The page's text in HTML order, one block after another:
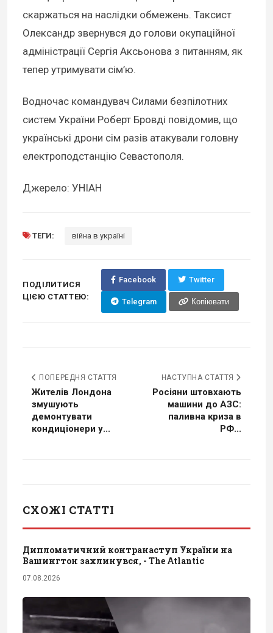
скаржаться на наслідки обмежень. Таксист
Олександр звернувся до голови окупаційної
адміністрації Сергія Аксьонова з питанням, як
тепер утримувати сім’ю.
Водночас командувач Силами безпілотних
систем України Роберт Бровді повідомив, що
українські дрони сім разів атакували головну
електроподстанцію Севастополя.
Джерело: УНІАН
ТЕГИ: війна в україні
ПОДІЛИТИСЯ
ЦІЄЮ СТАТТЕЮ:
Facebook Twitter
Telegram Копіювати
ПОПЕРЕДНЯ СТАТТЯ
Жителів Лондона
змушують
демонтувати
кондиціонери у...
НАСТУПНА СТАТТЯ
Росіяни штовхають
машини до АЗС:
паливна криза в
РФ...
СХОЖІ СТАТТІ
Дипломатичний контранаступ України на
Вашингтон захлинувся, - The Atlantic
07.08.2026